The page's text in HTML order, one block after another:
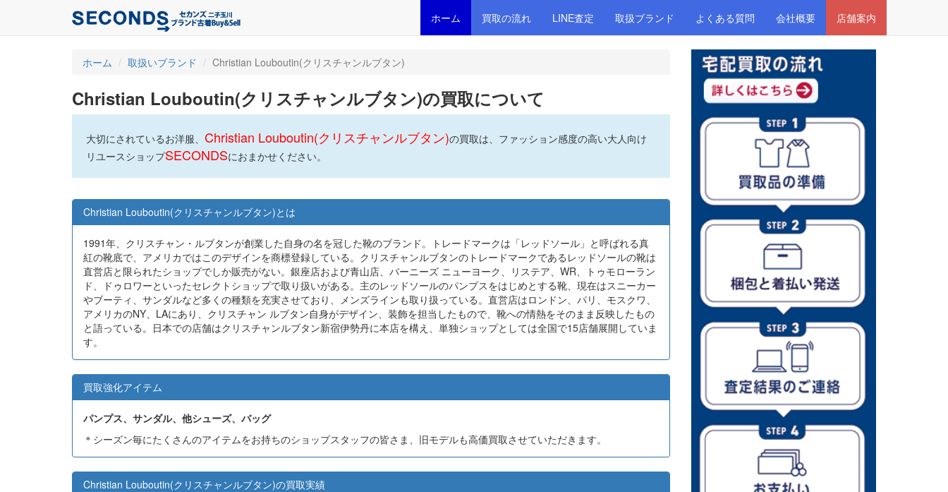
ホーム 買取の流れ LINE査定 取扱ブランド よくある質問 会社概要 店舗案内
ホーム 取扱いブランド Christian Louboutin(クリスチャンルブタン)
Christian Louboutin(クリスチャンルブタン)の買取について
大切にされているお洋服、 Christian Louboutin(クリスチャンルブタン)の買取は、ファッション感度の高い大人向け
リユースショップSECONDSにおまかせください。
Christian Louboutin(クリスチャンルブタン)とは
1991年、クリスチャン・ルブタンが創業した自身の名を冠した靴のブランド。トレードマークは「レッドソール」と呼ばれる真
紅の靴底で、アメリカではこのデザインを商標登録している。クリスチャンルブタンのトレードマークであるレッドソールの靴は
直営店と限られたショップでしか販売がない。銀座店および青山店、バーニーズ ニューヨーク、リステア、WR、トゥモローラン
ド、ドゥロワーといったセレクトショップで取り扱いがある。主のレッドソールのパンプスをはじめとする靴、現在はスニーカー
やブーティ、サンダルなど多くの種類を充実させており、メンズラインも取り扱っている。直営店はロンドン、パリ、モスクワ、
アメリカのNY、LAにあり、クリスチャン ルブタン自身がデザイン、装飾を担当したもので、靴への情熱をそのまま反映したもの
と語っている。日本での店舗はクリスチャンルブタン新宿伊勢丹に本店を構え、単独ショップとしては全国で15店舗展開していま
す。
買取強化アイテム
パンプス、サンダル、他シューズ、バッグ
＊シーズン毎にたくさんのアイテムをお持ちのショップスタッフの皆さま、旧モデルも高価買取させていただきます。
Christian Louboutin(クリスチャンルブタン)の買取実績